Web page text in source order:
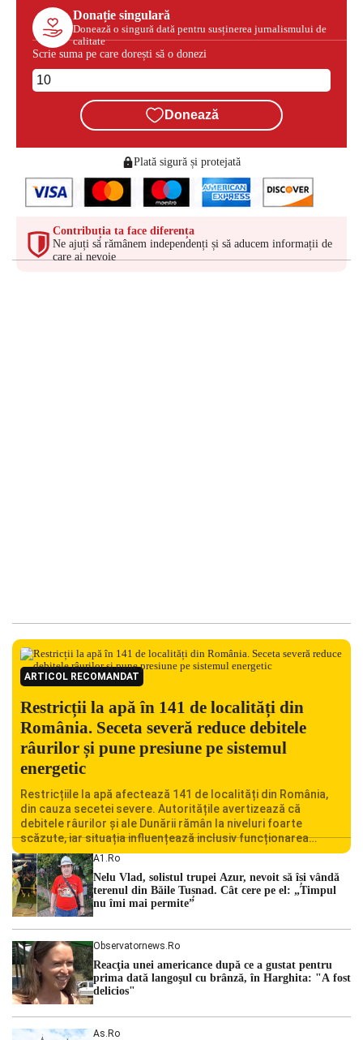
Donație singulară
Donează o singură dată pentru susținerea jurnalismului de
calitate
Scrie suma pe care dorești să o donezi
Donează
Plată sigură și protejată
Contribuția ta face diferența
Ne ajuți să rămânem independenți și să aducem informații de
care ai nevoie
ARTICOL RECOMANDAT
Restricții la apă în 141 de localități din
România. Seceta severă reduce debitele
râurilor și pune presiune pe sistemul
energetic
Restricțiile la apă afectează 141 de localități din România,
din cauza secetei severe. Autoritățile avertizează că
debitele râurilor și ale Dunării rămân la niveluri foarte
scăzute, iar situația influențează inclusiv funcționarea
Centralei Nucleare de la Cernavodă. România se confruntă
cu una dintre cele mai dificile perioade din punct de vedere
hidrologic din ultimii ani. Lipsa […]
A1.ro
Nelu Vlad, solistul trupei Azur, nevoit să își vândă
terenul din Băile Tușnad. Cât cere pe el: „Timpul
nu îmi mai permite”
Observatornews.ro
Reacţia unei americance după ce a gustat pentru
prima dată langoşul cu brânză, în Harghita: "A fost
delicios"
As.ro